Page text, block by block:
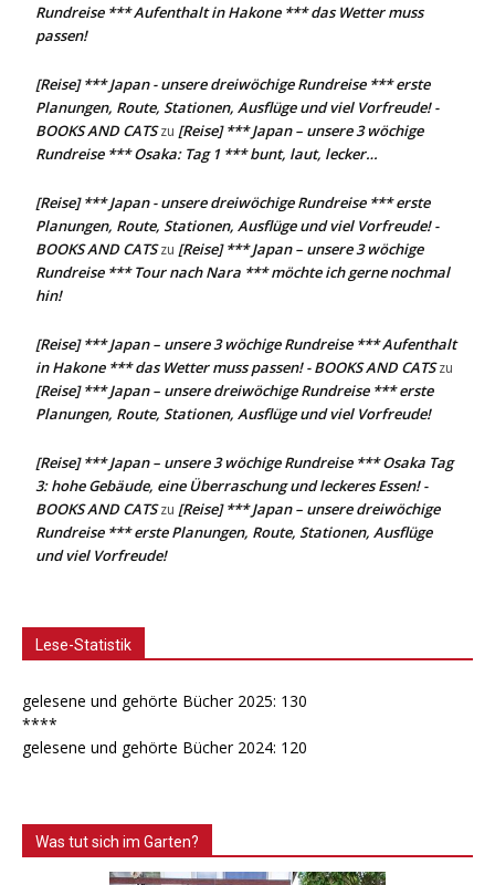
Rundreise *** Aufenthalt in Hakone *** das Wetter muss
passen!
[Reise] *** Japan - unsere dreiwöchige Rundreise *** erste
Planungen, Route, Stationen, Ausflüge und viel Vorfreude! -
BOOKS AND CATSzu [Reise] *** Japan – unsere 3 wöchige
Rundreise *** Osaka: Tag 1 *** bunt, laut, lecker…
[Reise] *** Japan - unsere dreiwöchige Rundreise *** erste
Planungen, Route, Stationen, Ausflüge und viel Vorfreude! -
BOOKS AND CATSzu [Reise] *** Japan – unsere 3 wöchige
Rundreise *** Tour nach Nara *** möchte ich gerne nochmal
hin!
[Reise] *** Japan – unsere 3 wöchige Rundreise *** Aufenthalt
in Hakone *** das Wetter muss passen! - BOOKS AND CATSzu
[Reise] *** Japan – unsere dreiwöchige Rundreise *** erste
Planungen, Route, Stationen, Ausflüge und viel Vorfreude!
[Reise] *** Japan – unsere 3 wöchige Rundreise *** Osaka Tag
3: hohe Gebäude, eine Überraschung und leckeres Essen! -
BOOKS AND CATSzu [Reise] *** Japan – unsere dreiwöchige
Rundreise *** erste Planungen, Route, Stationen, Ausflüge
und viel Vorfreude!
Lese-Statistik
gelesene und gehörte Bücher 2025: 130
****
gelesene und gehörte Bücher 2024: 120
Was tut sich im Garten?